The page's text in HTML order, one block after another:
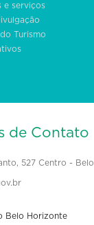
e serviços
Turismo
de Contato
527 Centro -
Belo Horizonte